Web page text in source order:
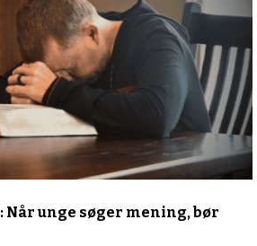
Når unge søger mening, bør